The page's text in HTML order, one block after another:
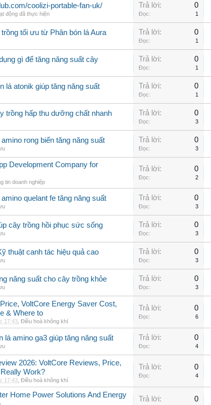
coolizi-portable-fan-uk/
động đã thực hiện
Trả lời: 0
Đọc: 1
tối ưu từ Phân bón lá Aura Trả lời: 0
Đọc: 1
gì để tăng năng suất cây Trả lời: 0
Đọc: 1
lá atonik giúp tăng năng suất Trả lời: 0
Đọc: 1
trồng hấp thu dưỡng chất nhanh Trả lời: 0
Đọc: 3
rong biển tăng năng suất Trả lời: 0
Đọc: 3
Development Company for
tin doanh nghiệp
Trả lời: 0
Đọc: 2
quelant fe tăng năng suất Trả lời: 0
Đọc: 3
cây trồng hồi phục sức sống Trả lời: 0
Đọc: 3
thuật canh tác hiệu quả cao Trả lời: 0
Đọc: 3
năng suất cho cây trồng khỏe Trả lời: 0
Đọc: 3
VoltCore Energy Saver Cost,
& Where to
17:43 Điều hoà không khí
Trả lời: 0
Đọc: 6
lá amino ga3 giúp tăng năng suất Trả lời: 0
Đọc: 4
2026: VoltCore Reviews, Price,
Work?
17:43 Điều hoà không khí
Trả lời: 0
Đọc: 4
Home Power Solutions And Energy
Trả lời: 0